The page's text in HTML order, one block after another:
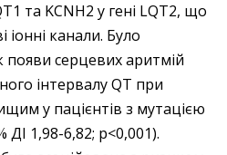
та KCNH2 у гені LQT2, що
іонні канали. Було
серцевих аритмій
інтервалу QT при
у пацієнтів з мутацією
ДІ 1,98-6,82; р<0,001).